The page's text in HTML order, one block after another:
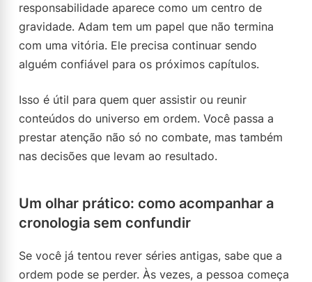
responsabilidade aparece como um centro de
gravidade. Adam tem um papel que não termina
com uma vitória. Ele precisa continuar sendo
alguém confiável para os próximos capítulos.
Isso é útil para quem quer assistir ou reunir
conteúdos do universo em ordem. Você passa a
prestar atenção não só no combate, mas também
nas decisões que levam ao resultado.
Um olhar prático: como acompanhar a
cronologia sem confundir
Se você já tentou rever séries antigas, sabe que a
ordem pode se perder. Às vezes, a pessoa começa